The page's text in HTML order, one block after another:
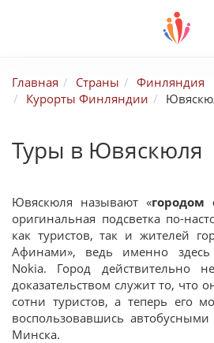
Главная Страны
Финляндия
Курорты Финляндии
Туры в Ювяскюля
Ювяскюля называют «городом
оригинальная подсветка по-
как туристов, так и жителей
Афинами», ведь именно здесь
Nokia. Город действительно
доказательством служит то, что
сотни туристов, а теперь его
воспользовавшись
Минска.